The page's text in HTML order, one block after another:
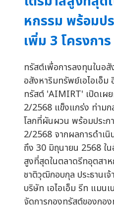
หกรรม พร้อมป
เพิ่ม 3 โครงการ
ทรัสต์เพื่อการลงทุนในอ
อสังหาริมทรัพย์เอไอเอ็ม
ทรัสต์ 'AIMIRT' เปิดเผ
2/2568 แข็งแกร่ง ท่ามก
โลกที่ผันผวน พร้อมประก
2/2568 จากผลการดำเนิ
ถึง 30 มิถุนายน 2568 ใ
สูงที่สุดในตลาดรีทอุตสา
ชาติวุฒิกอบกุล ประธานเ
บริษัท เอไอเอ็ม รีท แมน
จัดการกองทรัสต์ของกอ